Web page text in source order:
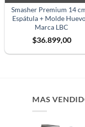
Smasher Premium 14
Espátula + Molde
Marca LBC
$36.899,00
MAS